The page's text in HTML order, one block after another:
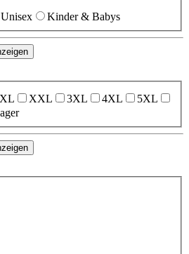
Unisex Kinder & Babys
XL XXL 3XL 4XL
5XL